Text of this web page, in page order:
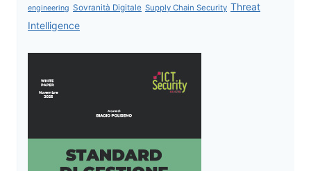
engineering Sovranità Digitale Supply Chain Security Threat
Intelligence